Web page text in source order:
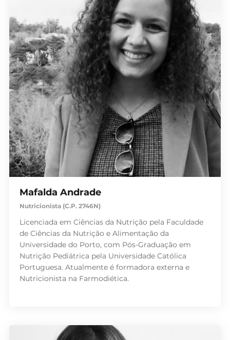
Mafalda Andrade
Nutricionista (C.P. 2746N)
Licenciada em Ciências da Nutrição pela Faculdade
de Ciências da Nutrição e Alimentação da
Universidade do Porto, com Pós-Graduação em
Nutrição Pediátrica pela Universidade Católica
Portuguesa. Atualmente é formadora externa e
Nutricionista na Farmodiética.